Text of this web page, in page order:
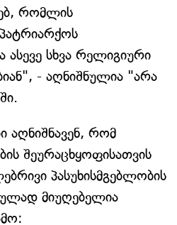
რომლის
სხვა რელიგიური
- აღნიშნულია "არა
აღნიშნავენ, რომ
შეურაცხყოფისათვის
პასუხისმგებლობის
მიუღებელია